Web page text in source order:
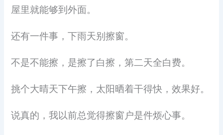
屋里就能够到外面。
还有一件事，下雨天别擦窗。
不是不能擦，是擦了白擦，第二天全白费。
挑个大晴天下午擦，太阳晒着干得快，效果好。
说真的，我以前总觉得擦窗户是件烦心事。